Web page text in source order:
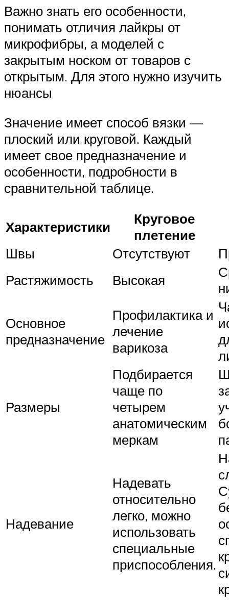
Важно знать его особенности,
понимать отличия лайкры от
микрофибры, а моделей с
закрытым носком от товаров с
открытым. Для этого нужно изучить
нюансы
Значение имеет способ вязки —
плоский или круговой. Каждый
имеет свое предназначение и
особенности, подробности в
сравнительной таблице.
Характеристики
Круговое
плетение
Швы
Отсутствуют
Растяжимость
Высокая
Основное
предназначение
Профилактика и
лечение
варикоза
Размеры
Подбирается
чаще по
четырем
анатомическим
меркам
Надевание
Надевать
относительно
легко, можно
использовать
специальные
приспособления.